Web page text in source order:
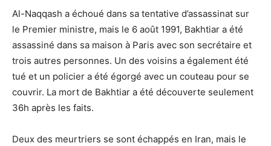
Al-Naqqash a échoué dans sa tentative d’assassinat sur
le Premier ministre, mais le 6 août 1991, Bakhtiar a été
assassiné dans sa maison à Paris avec son secrétaire et
trois autres personnes. Un des voisins a également été
tué et un policier a été égorgé avec un couteau pour se
couvrir. La mort de Bakhtiar a été découverte seulement
36h après les faits.
Deux des meurtriers se sont échappés en Iran, mais le